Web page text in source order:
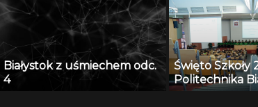
Białystok z uśmiechem odc.
4
Święto Szkoły
Politechnika